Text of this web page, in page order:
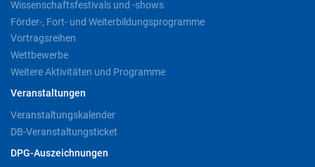
Wissenschaftsfestivals und -shows
Förder-, Fort- und Weiterbildungsprogramme
Vortragsreihen
Wettbewerbe
Weitere Aktivitäten und Programme
Veranstaltungen
Veranstaltungskalender
DB-Veranstaltungsticket
DPG-Auszeichnungen